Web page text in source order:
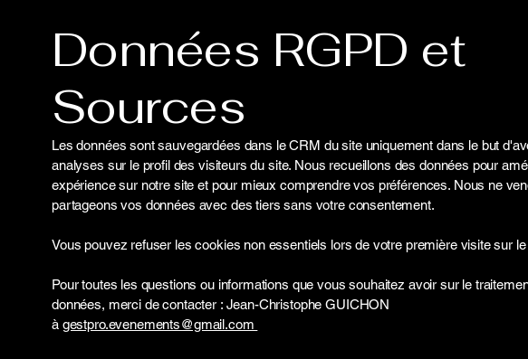
Données RGPD et
Sources
Les données sont sauvegardées dans le CRM du site uniquement dans le but
analyses sur le profil des visiteurs du site. Nous recueillons des données pour
expérience sur notre site et pour mieux comprendre vos préférences. Nous ne
partageons vos données avec des tiers sans votre consentement.
Vous pouvez refuser les cookies non essentiels lors de votre première visite sur
Pour toutes les questions ou informations que vous souhaitez avoir sur le
données, merci de contacter : Jean-Christophe GUICHON
à gestpro.evenements@gmail.com